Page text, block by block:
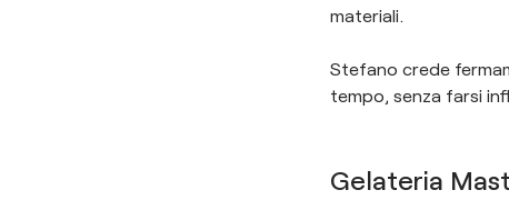
materiali.
Stefano crede
tempo, senza farsi
Gelateria